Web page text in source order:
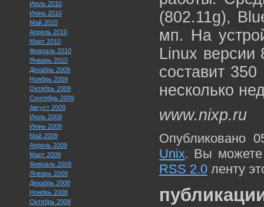
Июль 2010
Июнь 2010
Май 2010
Апрель 2010
Март 2010
Февраль 2010
Январь 2010
Декабрь 2009
Ноябрь 2009
Октябрь 2009
Сентябрь 2009
Август 2009
Июль 2009
Июнь 2009
Май 2009
Апрель 2009
Март 2009
Февраль 2009
Январь 2009
Декабрь 2008
Ноябрь 2008
Октябрь 2008
(802.11g),
мп. На
Linux версии
составит
несколько
www.nixp.ru
Опубликовано
Unix. Вы можете
RSS 2.0 ленту